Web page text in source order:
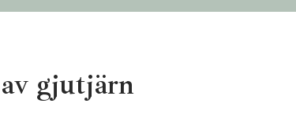
gjutjärn